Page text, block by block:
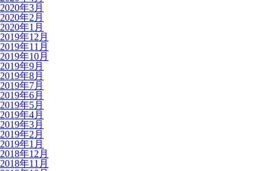
2020年3月
2020年2月
2020年1月
2019年12月
2019年11月
2019年10月
2019年9月
2019年8月
2019年7月
2019年6月
2019年5月
2019年4月
2019年3月
2019年2月
2019年1月
2018年12月
2018年11月